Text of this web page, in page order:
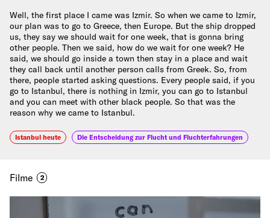
Well, the first place I came was Izmir. So when we came to Izmir,
our plan was to go to Greece, then Europe. But the ship dropped
us, they say we should wait for one week, that is gonna bring
other people. Then we said, how do we wait for one week? He
said, we should go inside a town then stay in a place and wait
they call back until another person calls from Greek. So, from
there, people started asking questions. Every people said, if you
go to Istanbul, there is nothing in Izmir, you can go to Istanbul
and you can meet with other black people. So that was the
reason why we came to Istanbul.
Istanbul heute Die Entscheidung zur Flucht und Fluchterfahrungen
Filme 2